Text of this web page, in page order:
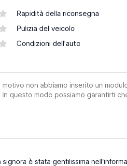
Rapidità della riconsegna
Pulizia del veicolo
Condizioni dell'auto
non abbiamo inserito un
questo modo possiamo garantirti
è stata gentilissima